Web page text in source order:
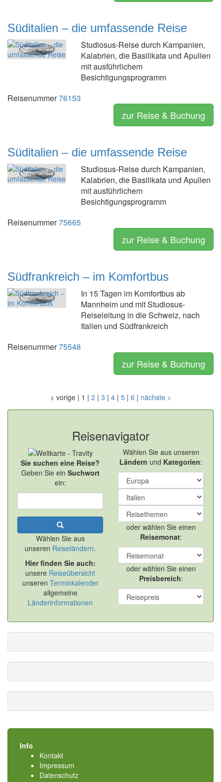
Süditalien – die umfassende Reise
Studiosus-Reise durch Kampanien,
Kalabrien, die Basilikata und Apulien
mit ausführlichem
Besichtigungsprogramm
Reisenummer76153
zur Reise & Buchung
Süditalien – die umfassende Reise
Studiosus-Reise durch Kampanien,
Kalabrien, die Basilikata und Apulien
mit ausführlichem
Besichtigungsprogramm
Reisenummer75665
zur Reise & Buchung
Südfrankreich – im Komfortbus
In 15 Tagen im Komfortbus ab
Mannheim und mit Studiosus-
Reiseleitung in die Schweiz, nach
Italien und Südfrankreich
Reisenummer75548
zur Reise & Buchung
< vorige | 1 | 2 | 3 | 4| 5| 6 | nächste >
Reisenavigator
Sie suchen eine Reise?
Geben Sie ein Suchwort
ein:
Wählen Sie aus
unseren Reiseländern.
Hier finden Sie auch:
unsere Reiseübersicht
unseren Terminkalender
allgemeine
Länderinformationen
Wählen Sie aus unseren
Ländern und Kategorien:
oder wählen Sie einen
Reisemonat:
oder wählen Sie einen
Preisbereich:
Info
Kontakt
Impressum
Datenschutz